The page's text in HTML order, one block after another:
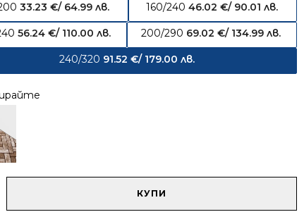
33.23 €/ 64.99 лв. 160/240 46.02 €/ 90.01 лв.
56.24€/ 110.00 лв. 200/290 69.02€/ 134.99 лв.
240/320 91.52 €/ 179.00 лв.
КУПИ